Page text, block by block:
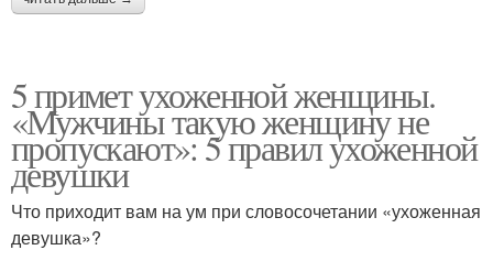
5 примет ухоженной женщины.
«Мужчины такую женщину не
пропускают»: 5 правил ухоженной
девушки
Что приходит вам на ум при словосочетании «ухоженная
девушка»?